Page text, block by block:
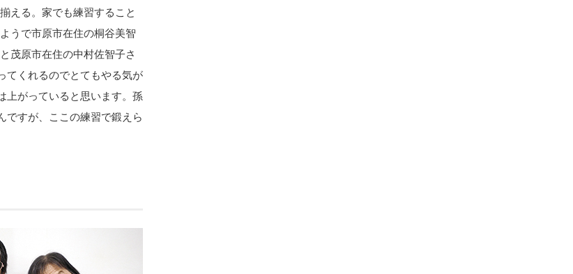
える。家でも練習すること
うで市原市在住の桐谷美智
茂原市在住の中村佐智子さ
てくれるのでとてもやる気が
上がっていると思います。孫
ですが、ここの練習で鍛えら